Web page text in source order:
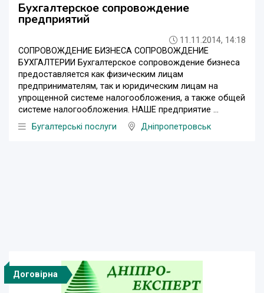
Бухгалтерское сопровождение
предприятий
11.11.2014, 14:18
СОПРОВОЖДЕНИЕ БИЗНЕСА СОПРОВОЖДЕНИЕ
БУХГАЛТЕРИИ Бухгалтерское сопровождение бизнеса
предоставляется как физическим лицам
предпринимателям, так и юридическим лицам на
упрощенной системе налогообложения, а также общей
системе налогообложения. НАШЕ предприятие ...
Бугалтерські послуги
Дніпропетровськ
Договірна